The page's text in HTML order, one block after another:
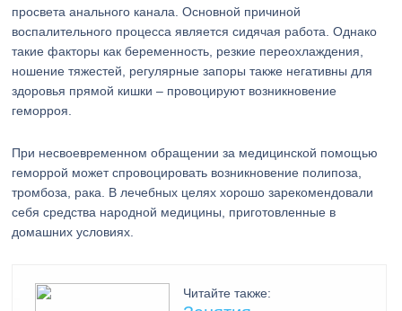
просвета анального канала. Основной причиной
воспалительного процесса является сидячая работа. Однако
такие факторы как беременность, резкие переохлаждения,
ношение тяжестей, регулярные запоры также негативны для
здоровья прямой кишки – провоцируют возникновение
геморроя.
При несвоевременном обращении за медицинской помощью
геморрой может спровоцировать возникновение полипоза,
тромбоза, рака. В лечебных целях хорошо зарекомендовали
себя средства народной медицины, приготовленные в
домашних условиях.
Читайте также: